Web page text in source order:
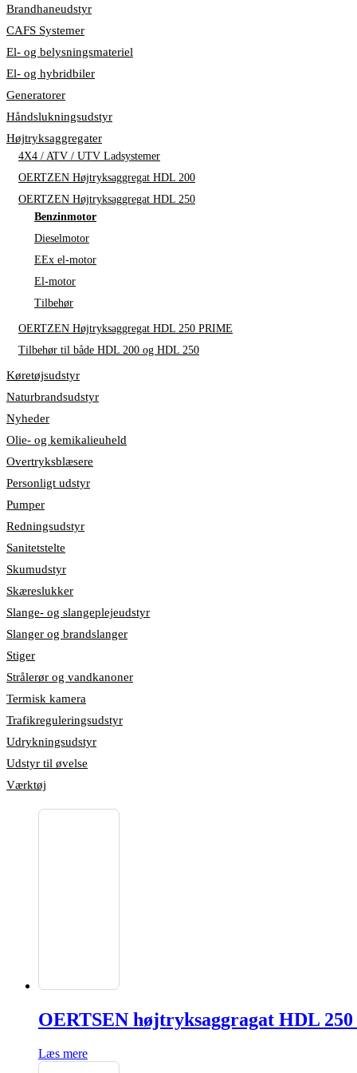
Brandhaneudstyr
CAFS Systemer
El- og belysningsmateriel
El- og hybridbiler
Generatorer
Håndslukningsudstyr
Højtryksaggregater
4X4 / ATV / UTV Ladsystemer
OERTZEN Højtryksaggregat HDL 200
OERTZEN Højtryksaggregat HDL 250
Benzinmotor
Dieselmotor
EEx el-motor
El-motor
Tilbehør
OERTZEN Højtryksaggregat HDL 250 PRIME
Tilbehør til både HDL 200 og HDL 250
Køretøjsudstyr
Naturbrandsudstyr
Nyheder
Olie- og kemikalieuheld
Overtryksblæsere
Personligt udstyr
Pumper
Redningsudstyr
Sanitetstelte
Skumudstyr
Skæreslukker
Slange- og slangeplejeudstyr
Slanger og brandslanger
Stiger
Strålerør og vandkanoner
Termisk kamera
Trafikreguleringsudstyr
Udrykningsudstyr
Udstyr til øvelse
Værktøj
OERTSEN højtryksaggragat HDL
Læs mere